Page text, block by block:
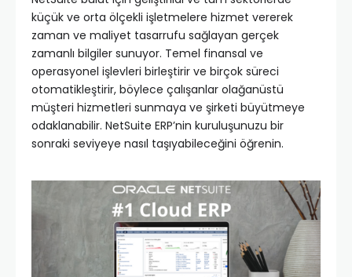
küçük ve orta ölçekli işletmelere hizmet vererek
zaman ve maliyet tasarrufu sağlayan gerçek
zamanlı bilgiler sunuyor. Temel finansal ve
operasyonel işlevleri birleştirir ve birçok süreci
otomatikleştirir, böylece çalışanlar olağanüstü
müşteri hizmetleri sunmaya ve şirketi büyütmeye
odaklanabilir. NetSuite ERP’nin kuruluşunuzu bir
sonraki seviyeye nasıl taşıyabileceğini öğrenin.